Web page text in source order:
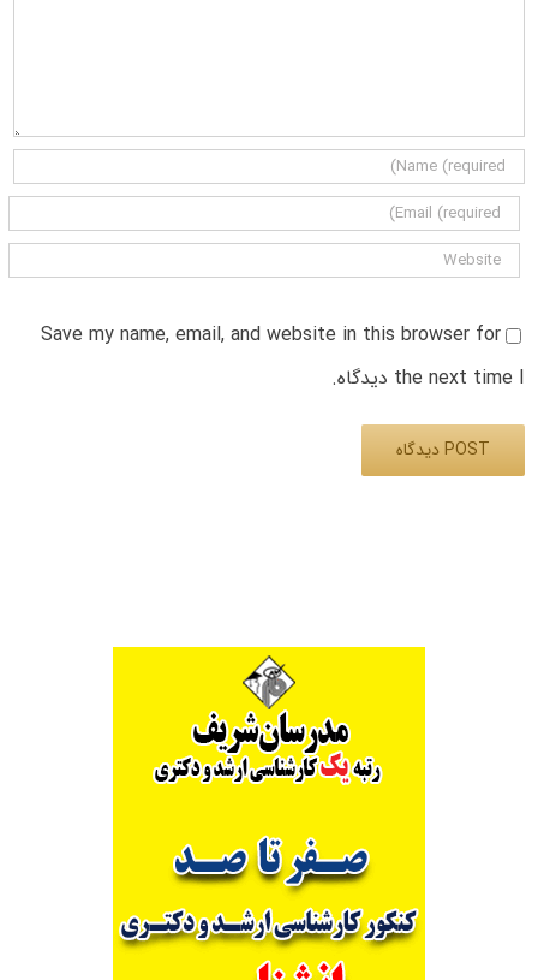
Save my name, email, and website in this browser for
the next time I دیدگاه.